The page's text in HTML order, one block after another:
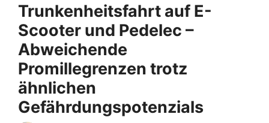
Trunkenheitsfahrt auf E-
Scooter und Pedelec –
Abweichende
Promillegrenzen trotz
ähnlichen
Gefährdungspotenzials